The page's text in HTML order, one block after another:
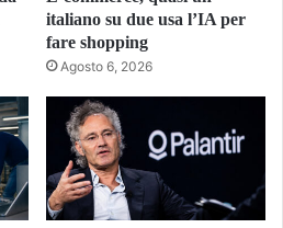
italiano su due usa l’IA per
fare shopping
Agosto 6, 2026